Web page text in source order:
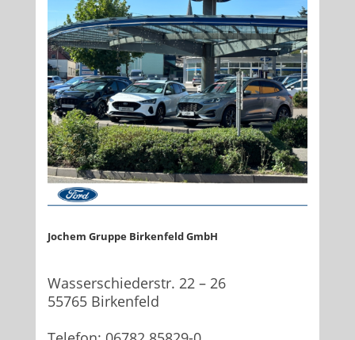
Jochem Gruppe BirkenfeldGmbH
Wasserschiederstr. 22 – 26
55765 Birkenfeld